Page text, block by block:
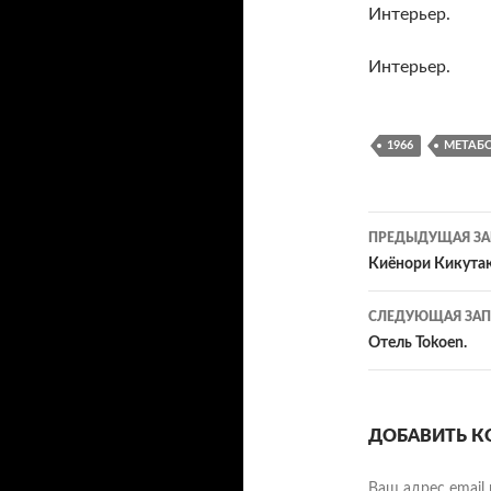
Интерьер.
Интерьер.
1966
по
записям
ПРЕДЫДУЩАЯ
Киёнори
СЛЕДУЮЩАЯ
Отель Tokoen.
ДОБАВИТЬ